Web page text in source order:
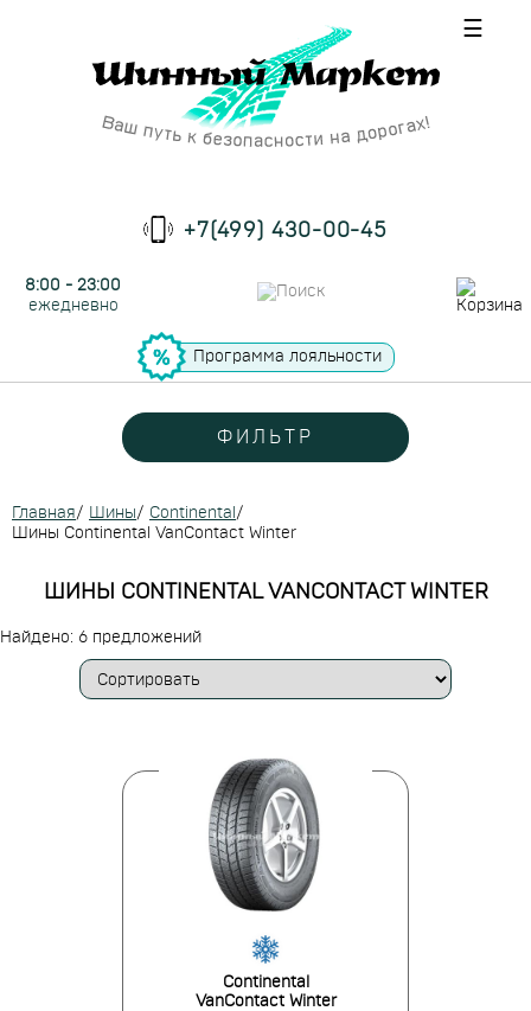
☰
+7(499) 430-00-45
8:00 - 23:00
ежедневно
Программа лояльности
ФИЛЬТР
Главная/ Шины/ Continental /
Шины Continental VanContact Winter
ШИНЫ CONTINENTAL VANCONTACT WINTER
Найдено: 6 предложений
Continental
VanContact Winter